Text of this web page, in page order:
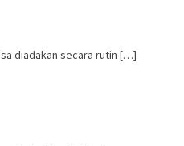
diadakan secara rutin […]